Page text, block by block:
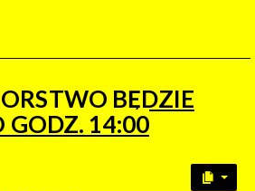
BĘDZIE
GODZ. 14:00